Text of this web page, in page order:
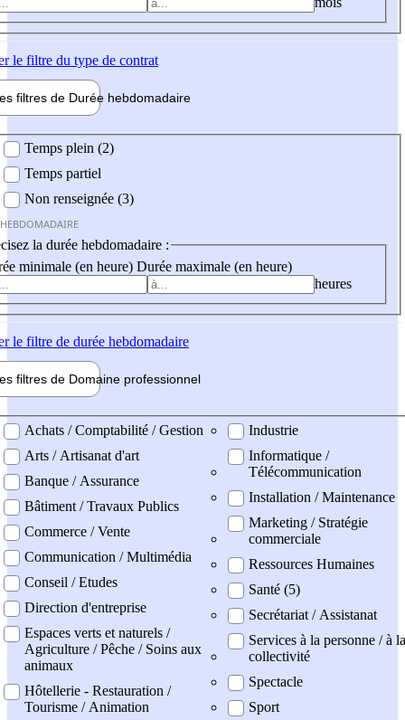
le filtre du type de contrat
filtres de Durée hebdomadaire
Temps plein (2)
Temps partiel
Non renseignée (3)
la durée hebdomadaire :
minimale (en heure) Durée maximale (en heure)
heures
le filtre de durée hebdomadaire
filtres de Domaine professionnel
professionel
Achats / Comptabilité / Gestion
Arts / Artisanat d'art
Banque / Assurance
Bâtiment / Travaux Publics
Commerce / Vente
Communication / Multimédia
Conseil / Etudes
Direction d'entreprise
Espaces verts et naturels /
Agriculture / Pêche / Soins aux
animaux
Hôtellerie - Restauration /
Tourisme / Animation
Industrie
Informatique /
Télécommunication
Installation / Maintenance
Marketing / Stratégie
commerciale
Ressources Humaines
Santé (5)
Secrétariat / Assistanat
Services à la personne / à la
collectivité
Spectacle
Sport